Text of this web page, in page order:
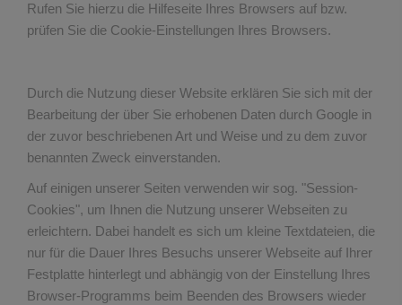
Rufen Sie hierzu die Hilfeseite Ihres Browsers auf bzw.
prüfen Sie die Cookie-Einstellungen Ihres Browsers.
Durch die Nutzung dieser Website erklären Sie sich mit der
Bearbeitung der über Sie erhobenen Daten durch Google in
der zuvor beschriebenen Art und Weise und zu dem zuvor
benannten Zweck einverstanden.
Auf einigen unserer Seiten verwenden wir sog. "Session-
Cookies", um Ihnen die Nutzung unserer Webseiten zu
erleichtern. Dabei handelt es sich um kleine Textdateien, die
nur für die Dauer Ihres Besuchs unserer Webseite auf Ihrer
Festplatte hinterlegt und abhängig von der Einstellung Ihres
Browser-Programms beim Beenden des Browsers wieder